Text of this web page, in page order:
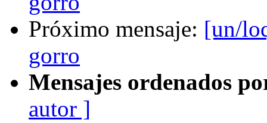
Próximo mensaje: [un/
gorro
Mensajes ordenados
autor ]